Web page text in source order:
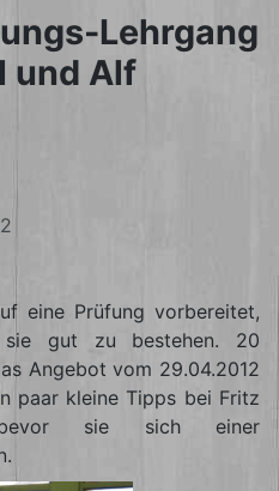
Lehrgang
und Alf
eine Prüfung vorbereitet,
gut zu bestehen. 20
Angebot vom 29.04.2012
paar kleine Tipps bei Fritz
sie sich einer